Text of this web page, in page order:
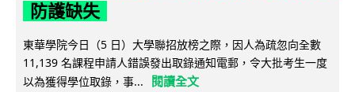
防護缺失
東華學院今日（5 日）大學聯招放榜之際，因人為疏忽向全數
11,139 名課程申請人錯誤發出取錄通知電郵，令大批考生一度
以為獲得學位取錄，事...
閱讀全文